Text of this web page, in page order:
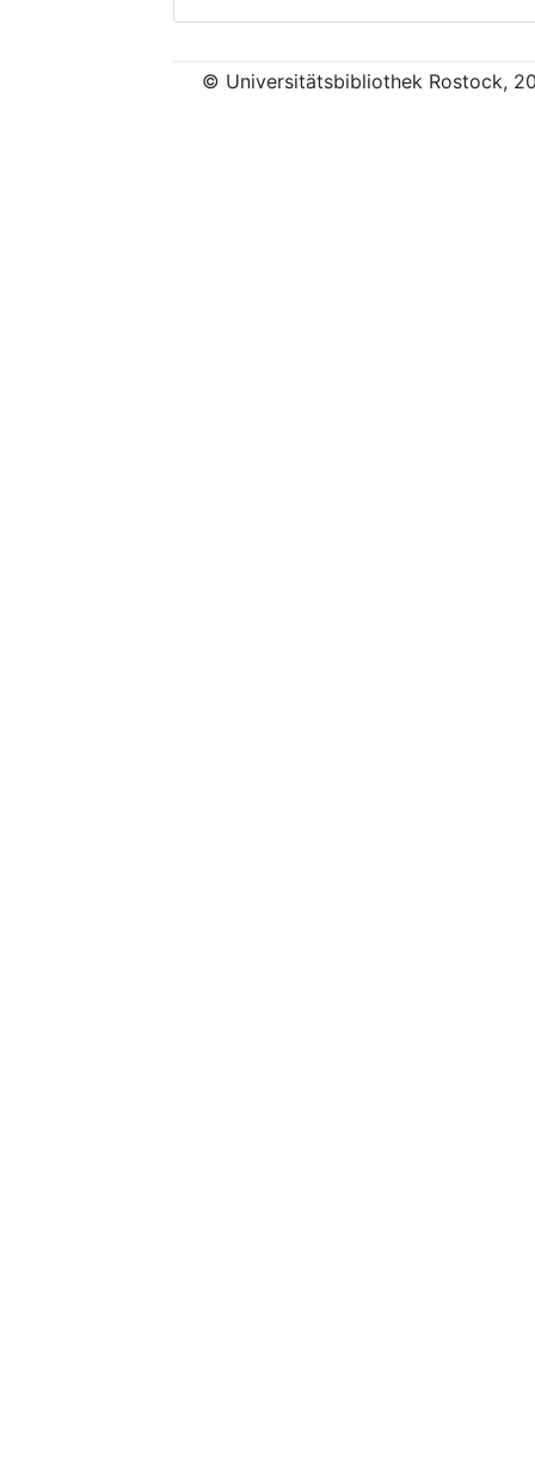
© Universitätsbibliothek Rostock,